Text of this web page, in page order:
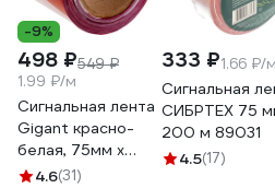
-9%
498 ₽549 ₽
1.99 ₽/м
Сигнальная лента
Gigant красно-
белая, 75мм х
250м GIT-4
4.6(31)
333 ₽1.66 ₽/м
Сигнальная
СИБРТЕХ 75
200 м 89031
4.5(17)